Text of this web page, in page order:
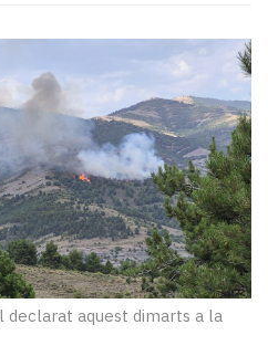
aquest dimarts a la